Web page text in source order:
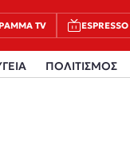
TV
ΠΟΛΙΤΙΣΜΟΣ